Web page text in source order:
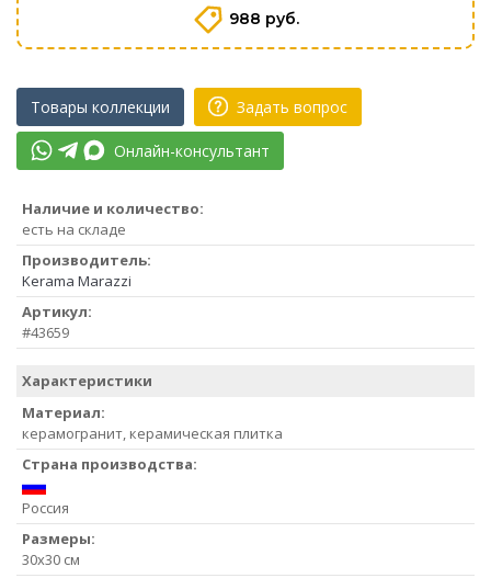
988 руб.
Товары коллекции Задать вопрос
Онлайн-консультант
Наличие и количество:
есть на складе
Производитель:
Kerama Marazzi
Артикул:
#43659
Характеристики
Материал:
керамогранит, керамическая плитка
Страна производства:
Россия
Размеры:
30x30 см